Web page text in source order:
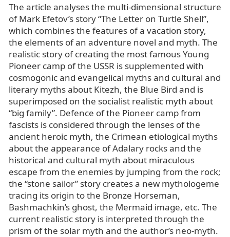
The article analyses the multi-dimensional structure
of Mark Efetov’s story “The Letter on Turtle Shell”,
which combines the features of a vacation story,
the elements of an adventure novel and myth. The
realistic story of creating the most famous Young
Pioneer camp of the USSR is supplemented with
cosmogonic and evangelical myths and cultural and
literary myths about Kitezh, the Blue Bird and is
superimposed on the socialist realistic myth about
“big family”. Defence of the Pioneer camp from
fascists is considered through the lenses of the
ancient heroic myth, the Crimean etiological myths
about the appearance of Adalary rocks and the
historical and cultural myth about miraculous
escape from the enemies by jumping from the rock;
the “stone sailor” story creates a new mythologeme
tracing its origin to the Bronze Horseman,
Bashmachkin’s ghost, the Mermaid image, etc. The
current realistic story is interpreted through the
prism of the solar myth and the author’s neo-myth.